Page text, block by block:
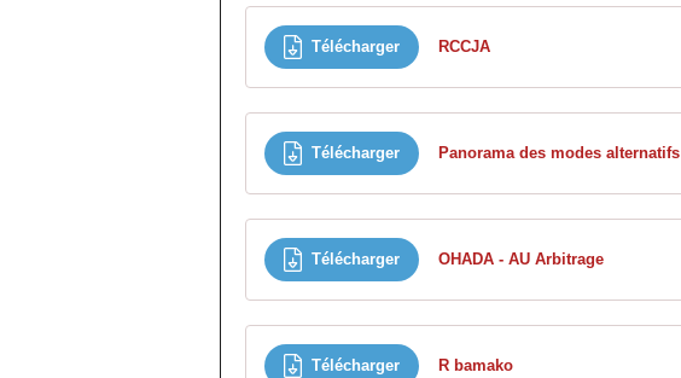
Télécharger RCCJA
Télécharger
Télécharger OHADA - AU Arbitrage
Télécharger R bamako